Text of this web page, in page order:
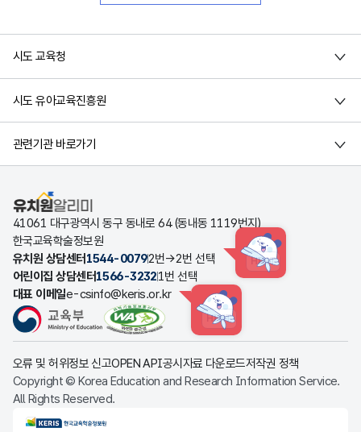
시도 교육청
시도 유아교육진흥원
관련기관 바로가기
유치원알리미
41061 대구광역시 동구 동내로 64 (동내동 1119번지)
한국교육학술정보원
유치원 상담센터 1544-00792번→2번 선택 HINT
어린이집 상담센터1566-32321번 선택
대표 이메일e-csinfo@keris.or.kr
HINT
오류 및 허위정보 신고OPEN API공시자료 다운로드저작권 정책
Copyright © Korea Education and Research Information Service.
All Rights Reserved.
KERIS한국교육학술정보원